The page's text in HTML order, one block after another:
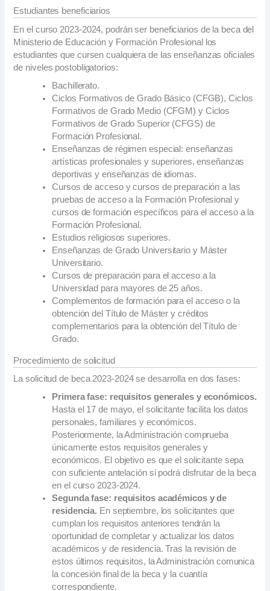
Estudiantes beneficiarios
En el curso 2023-2024, podrán ser beneficiarios de la beca del
Ministerio de Educación y Formación Profesional los
estudiantes que cursen cualquiera de las enseñanzas oficiales
de niveles postobligatorios:
Bachillerato.
Ciclos Formativos de Grado Básico (CFGB), Ciclos
Formativos de Grado Medio (CFGM) y Ciclos
Formativos de Grado Superior (CFGS) de
Formación Profesional.
Enseñanzas de régimen especial: enseñanzas
artísticas profesionales y superiores, enseñanzas
deportivas y enseñanzas de idiomas.
Cursos de acceso y cursos de preparación a las
pruebas de acceso a la Formación Profesional y
cursos de formación específicos para el acceso a la
Formación Profesional.
Estudios religiosos superiores.
Enseñanzas de Grado Universitario y Máster
Universitario.
Cursos de preparación para el acceso a la
Universidad para mayores de 25 años.
Complementos de formación para el acceso o la
obtención del Título de Máster y créditos
complementarios para la obtención del Título de
Grado.
Procedimiento de solicitud
La solicitud de beca 2023-2024 se desarrolla en dos fases:
Primera fase: requisitos generales y económicos.
Hasta el 17 de mayo, el solicitante facilita los datos
personales, familiares y económicos.
Posteriormente, la Administración comprueba
únicamente estos requisitos generales y
económicos. El objetivo es que el solicitante sepa
con suficiente antelación si podrá disfrutar de la beca
en el curso 2023-2024.
Segunda fase: requisitos académicos y de
residencia. En septiembre, los solicitantes que
cumplan los requisitos anteriores tendrán la
oportunidad de completar y actualizar los datos
académicos y de residencia. Tras la revisión de
estos últimos requisitos, la Administración comunica
la concesión final de la beca y la cuantía
correspondiente.